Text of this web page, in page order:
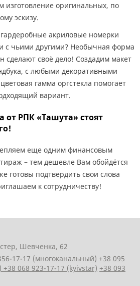
оригинальных, по
эскизу.
с чьими другими? Необычная форма
сделают своё дело! Создадим макет
с любыми декоративными
гамма оргстекла помогает
вариант.
от РПК «Ташута» стоят
– тем дешевле Вам обойдётся
готовы подтвердить свои слова
к сотрудничеству!
Шевченка, 62
17-17 (многоканальный) +38 095
+38 068 923-17-17 (kyivstar) +38 093